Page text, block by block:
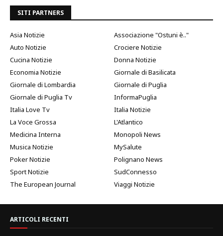
SITI PARTNERS
Asia Notizie
Associazione "Ostuni è.."
Auto Notizie
Crociere Notizie
Cucina Notizie
Donna Notizie
Economia Notizie
Giornale di Basilicata
Giornale di Lombardia
Giornale di Puglia
Giornale di Puglia Tv
InformaPuglia
Italia Love Tv
Italia Notizie
La Voce Grossa
L'Atlantico
Medicina Interna
Monopoli News
Musica Notizie
MySalute
Poker Notizie
Polignano News
Sport Notizie
SudConnesso
The European Journal
Viaggi Notizie
ARTICOLI RECENTI